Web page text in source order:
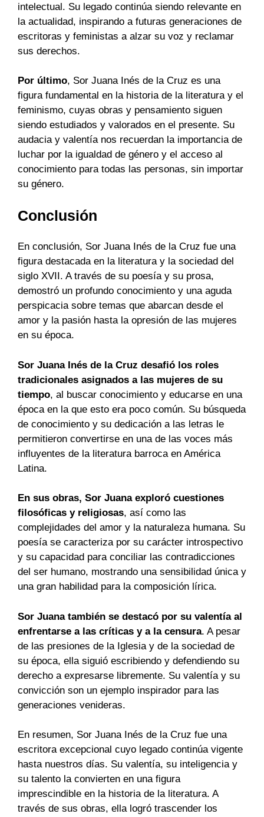
intelectual. Su legado continúa siendo relevante en
la actualidad, inspirando a futuras generaciones de
escritoras y feministas a alzar su voz y reclamar
sus derechos.
Por último, Sor Juana Inés de la Cruz es una
figura fundamental en la historia de la literatura y el
feminismo, cuyas obras y pensamiento siguen
siendo estudiados y valorados en el presente. Su
audacia y valentía nos recuerdan la importancia de
luchar por la igualdad de género y el acceso al
conocimiento para todas las personas, sin importar
su género.
Conclusión
En conclusión, Sor Juana Inés de la Cruz fue una
figura destacada en la literatura y la sociedad del
siglo XVII. A través de su poesía y su prosa,
demostró un profundo conocimiento y una aguda
perspicacia sobre temas que abarcan desde el
amor y la pasión hasta la opresión de las mujeres
en su época.
Sor Juana Inés de la Cruz desafió los roles
tradicionales asignados a las mujeres de su
tiempo, al buscar conocimiento y educarse en una
época en la que esto era poco común. Su búsqueda
de conocimiento y su dedicación a las letras le
permitieron convertirse en una de las voces más
influyentes de la literatura barroca en América
Latina.
En sus obras, Sor Juana exploró cuestiones
filosóficas y religiosas, así como las
complejidades del amor y la naturaleza humana. Su
poesía se caracteriza por su carácter introspectivo
y su capacidad para conciliar las contradicciones
del ser humano, mostrando una sensibilidad única y
una gran habilidad para la composición lírica.
Sor Juana también se destacó por su valentía al
enfrentarse a las críticas y a la censura. A pesar
de las presiones de la Iglesia y de la sociedad de
su época, ella siguió escribiendo y defendiendo su
derecho a expresarse libremente. Su valentía y su
convicción son un ejemplo inspirador para las
generaciones venideras.
En resumen, Sor Juana Inés de la Cruz fue una
escritora excepcional cuyo legado continúa vigente
hasta nuestros días. Su valentía, su inteligencia y
su talento la convierten en una figura
imprescindible en la historia de la literatura. A
través de sus obras, ella logró trascender los